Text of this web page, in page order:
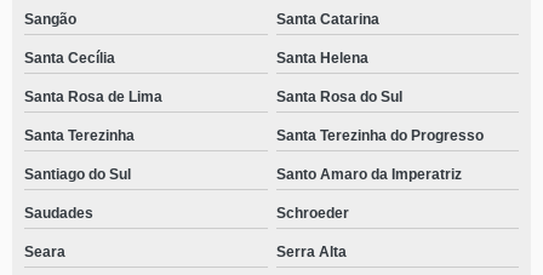
Sangão Santa Catarina
Santa Cecília Santa Helena
Santa Rosa de Lima Santa Rosa do Sul
Santa Terezinha Santa Terezinha do Progresso
Santiago do Sul Santo Amaro da Imperatriz
Saudades Schroeder
Seara Serra Alta